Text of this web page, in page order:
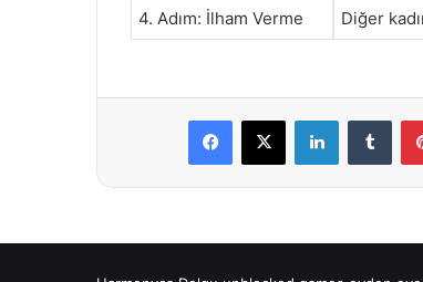
4. Adım: İlham Verme Diğer
Facebook
X LinkedIn